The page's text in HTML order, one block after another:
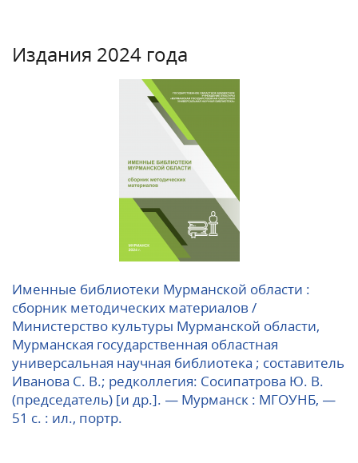
Издания 2024 года
Именные библиотеки Мурманской области :
сборник методических материалов /
Министерство культуры Мурманской области,
Мурманская государственная областная
универсальная научная библиотека ; составитель
Иванова С. В.; редколлегия: Сосипатрова Ю. В.
(председатель) [и др.]. — Мурманск : МГОУНБ, —
51 с. : ил., портр.